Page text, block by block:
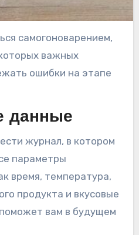
самогоноварением,
важных
ошибки на этапе
данные
журнал, в котором
параметры
время, температура,
продукта и вкусовые
вам в будущем